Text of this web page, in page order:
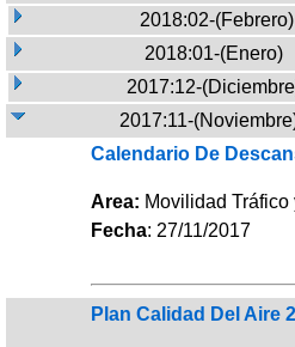
2018:02-(Febrero)
2018:01-(Enero)
2017:12-
2017:11-
Calendario De
Area: Movilidad
Fecha: 27/11/2017
Plan Calidad Del Aire